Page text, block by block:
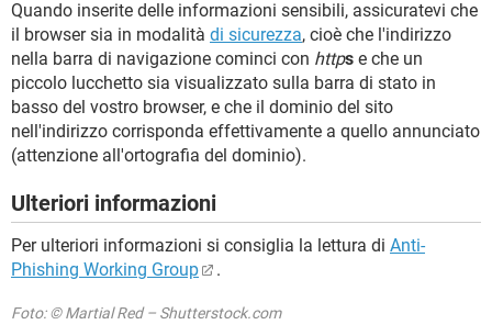
Quando inserite delle informazioni sensibili, assicuratevi che
il browser sia in modalità di sicurezza, cioè che l'indirizzo
nella barra di navigazione cominci con https e che un
piccolo lucchetto sia visualizzato sulla barra di stato in
basso del vostro browser, e che il dominio del sito
nell'indirizzo corrisponda effettivamente a quello annunciato
(attenzione all'ortografia del dominio).
Ulteriori informazioni
Per ulteriori informazioni si consiglia la lettura di Anti-
Phishing Working Group
.
Foto: © Martial Red – Shutterstock.com